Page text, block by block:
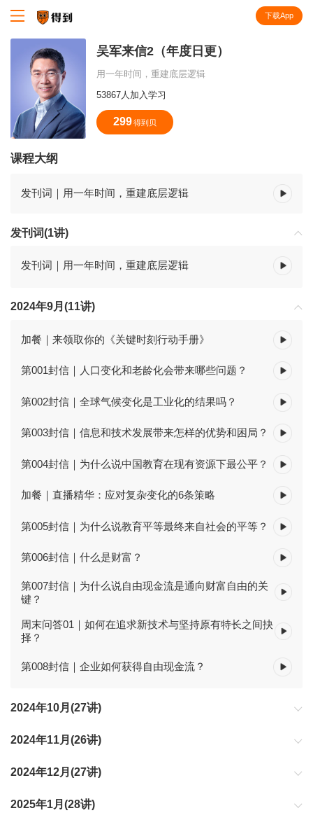
下载App
吴军来信2（年度日更）
用一年时间，重建底层逻辑
53867人加入学习
299 得到贝
课程大纲
发刊词｜用一年时间，重建底层逻辑
发刊词(1讲)
发刊词｜用一年时间，重建底层逻辑
2024年9月(11讲)
加餐｜来领取你的《关键时刻行动手册》
第001封信｜人口变化和老龄化会带来哪些问题？
第002封信｜全球气候变化是工业化的结果吗？
第003封信｜信息和技术发展带来怎样的优势和困局？
第004封信｜为什么说中国教育在现有资源下最公平？
加餐｜直播精华：应对复杂变化的6条策略
第005封信｜为什么说教育平等最终来自社会的平等？
第006封信｜什么是财富？
第007封信｜为什么说自由现金流是通向财富自由的关
键？
周末问答01｜如何在追求新技术与坚持原有特长之间抉
择？
第008封信｜企业如何获得自由现金流？
2024年10月(27讲)
2024年11月(26讲)
2024年12月(27讲)
2025年1月(28讲)